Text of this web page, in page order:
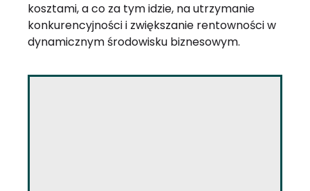
kosztami, a co za tym idzie, na utrzymanie
konkurencyjności i zwiększanie rentowności w
dynamicznym środowisku biznesowym.